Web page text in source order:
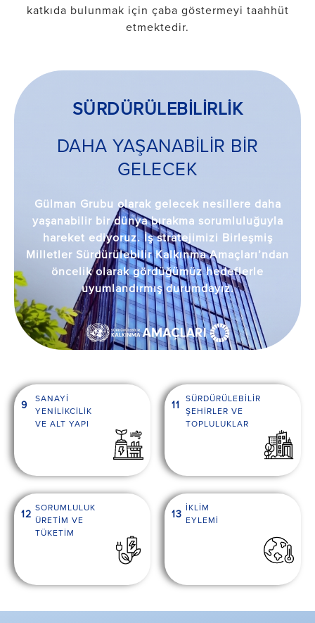
katkıda bulunmak için çaba göstermeyi taahhüt
etmektedir.
SÜRDÜRÜLEBİLİRLİK
DAHA YAŞANABİLİR BİR
GELECEK
Gülman Grubu olarak gelecek nesillere daha
yaşanabilir bir dünya bırakma sorumluluğuyla
hareket ediyoruz. İş stratejimizi Birleşmiş
Milletler Sürdürülebilir Kalkınma Amaçları’ndan
öncelik olarak gördüğümüz hedeflerle
uyumlandırmış durumdayız.
9
SANAYİ
YENİLİKCİLİK
VE ALT YAPI
11
SÜRDÜRÜLEBİLİR
ŞEHİRLER VE
TOPLULUKLAR
12
SORUMLULUK
ÜRETİM VE
TÜKETİM
13
İKLİM
EYLEMİ